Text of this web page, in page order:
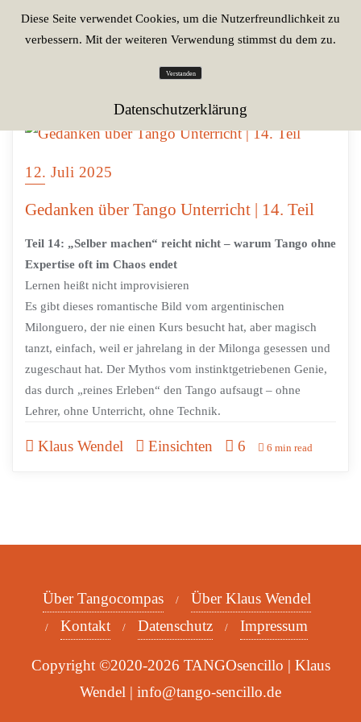
12. Juli 2025
Gedanken über Tango Unterricht | 14. Teil
Teil 14: „Selber machen“ reicht nicht – warum Tango ohne
Expertise oft im Chaos endet
Lernen heißt nicht improvisieren
Es gibt dieses romantische Bild vom argentinischen
Milonguero, der nie einen Kurs besucht hat, aber magisch
tanzt, einfach, weil er jahrelang in der Milonga gesessen und
zugeschaut hat. Der Mythos vom instinktgetriebenen Genie,
das durch „reines Erleben“ den Tango aufsaugt – ohne
Lehrer, ohne Unterricht, ohne Technik.
Klaus Wendel Einsichten 6 6 min read
Über Tangocompas
Über Klaus Wendel
Kontakt
Datenschutz Impressum
Copyright ©2020-2026 TANGOsencillo | Klaus
Wendel | info@tango-sencillo.de
Diese Seite verwendet Cookies, um die Nutzerfreundlichkeit zu
verbessern. Mit der weiteren Verwendung stimmst du dem zu.
Verstanden
Datenschutzerklärung